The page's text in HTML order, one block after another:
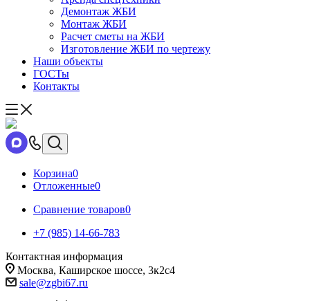
Демонтаж ЖБИ
Монтаж ЖБИ
Расчет сметы на ЖБИ
Изготовление ЖБИ по чертежу
Наши объекты
ГОСТы
Контакты
Корзина0
Отложенные0
Сравнение товаров0
+7 (985) 14-66-783
Контактная информация
Москва, Каширское шоссе, 3к2с4
sale@zgbi67.ru